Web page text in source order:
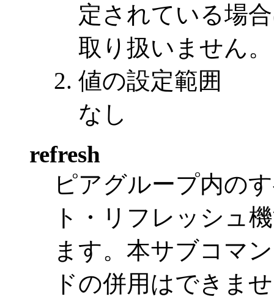
定されている場
取り扱いません。
値の設定範囲
なし
refresh
ピアグループ内の
ト・リフレッシュ
ます。本サブコマ
ドの併用はできま